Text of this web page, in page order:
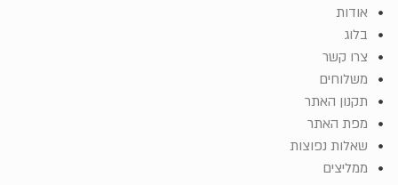
אודות
בלוג
צרו קשר
משלוחים
תקנון האתר
מפת האתר
שאלות נפוצות
ממליצים